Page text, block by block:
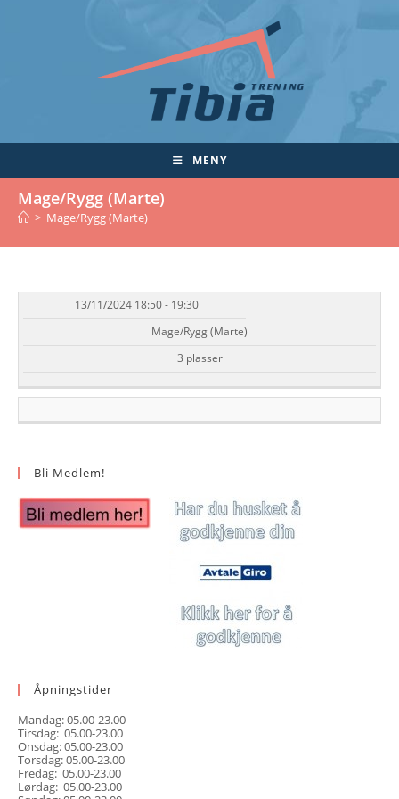
MENY
Mage/Rygg (Marte)
> Mage/Rygg (Marte)
DATO/TID EVENT TILGJENGELIGHET
13/11/2024 18:50 - 19:30
Mage/Rygg (Marte)
3 plasser
Bli Medlem!
Åpningstider
Mandag: 05.00-23.00
Tirsdag: 05.00-23.00
Onsdag: 05.00-23.00
Torsdag: 05.00-23.00
Fredag: 05.00-23.00
Lørdag: 05.00-23.00